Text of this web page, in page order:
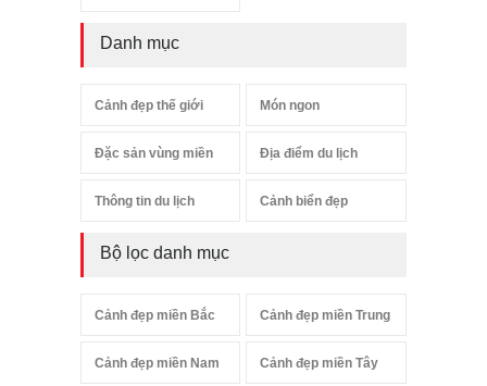
Danh mục
Cảnh đẹp thế giới Món ngon
Đặc sản vùng miền Địa điểm du lịch
Thông tin du lịch Cảnh biển đẹp
Bộ lọc danh mục
Cảnh đẹp miền Bắc Cảnh đẹp miền Trung
Cảnh đẹp miền Nam Cảnh đẹp miền Tây